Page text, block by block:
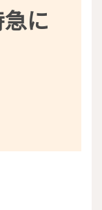
に